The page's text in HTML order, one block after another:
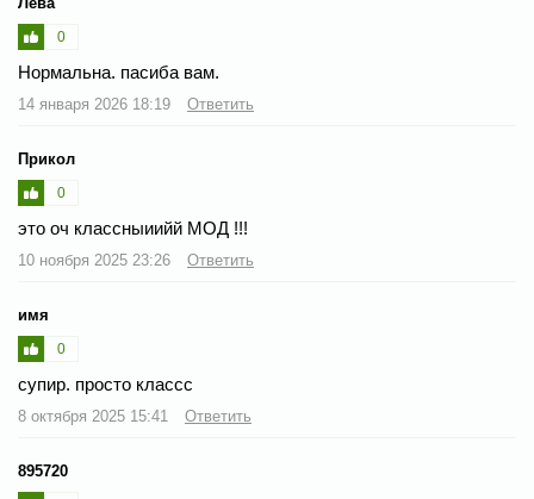
0
Нормальна. пасиба вам.
14 января 2026 18:19 Ответить
Прикол
0
это оч классныиийй МОД !!!
10 ноября 2025 23:26 Ответить
имя
0
супир. просто классс
8 октября 2025 15:41 Ответить
895720